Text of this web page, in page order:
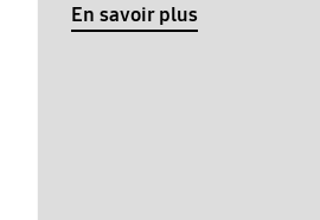
En savoir plus